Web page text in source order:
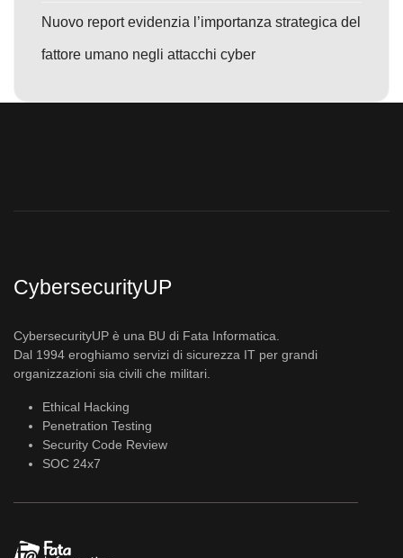
Nuovo report evidenzia l’importanza strategica del
fattore umano negli attacchi cyber
CybersecurityUP
CybersecurityUP è una BU di Fata Informatica.
Dal 1994 eroghiamo servizi di sicurezza IT per grandi
organizzazioni sia civili che militari.
Ethical Hacking
Penetration Testing
Security Code Review
SOC 24x7